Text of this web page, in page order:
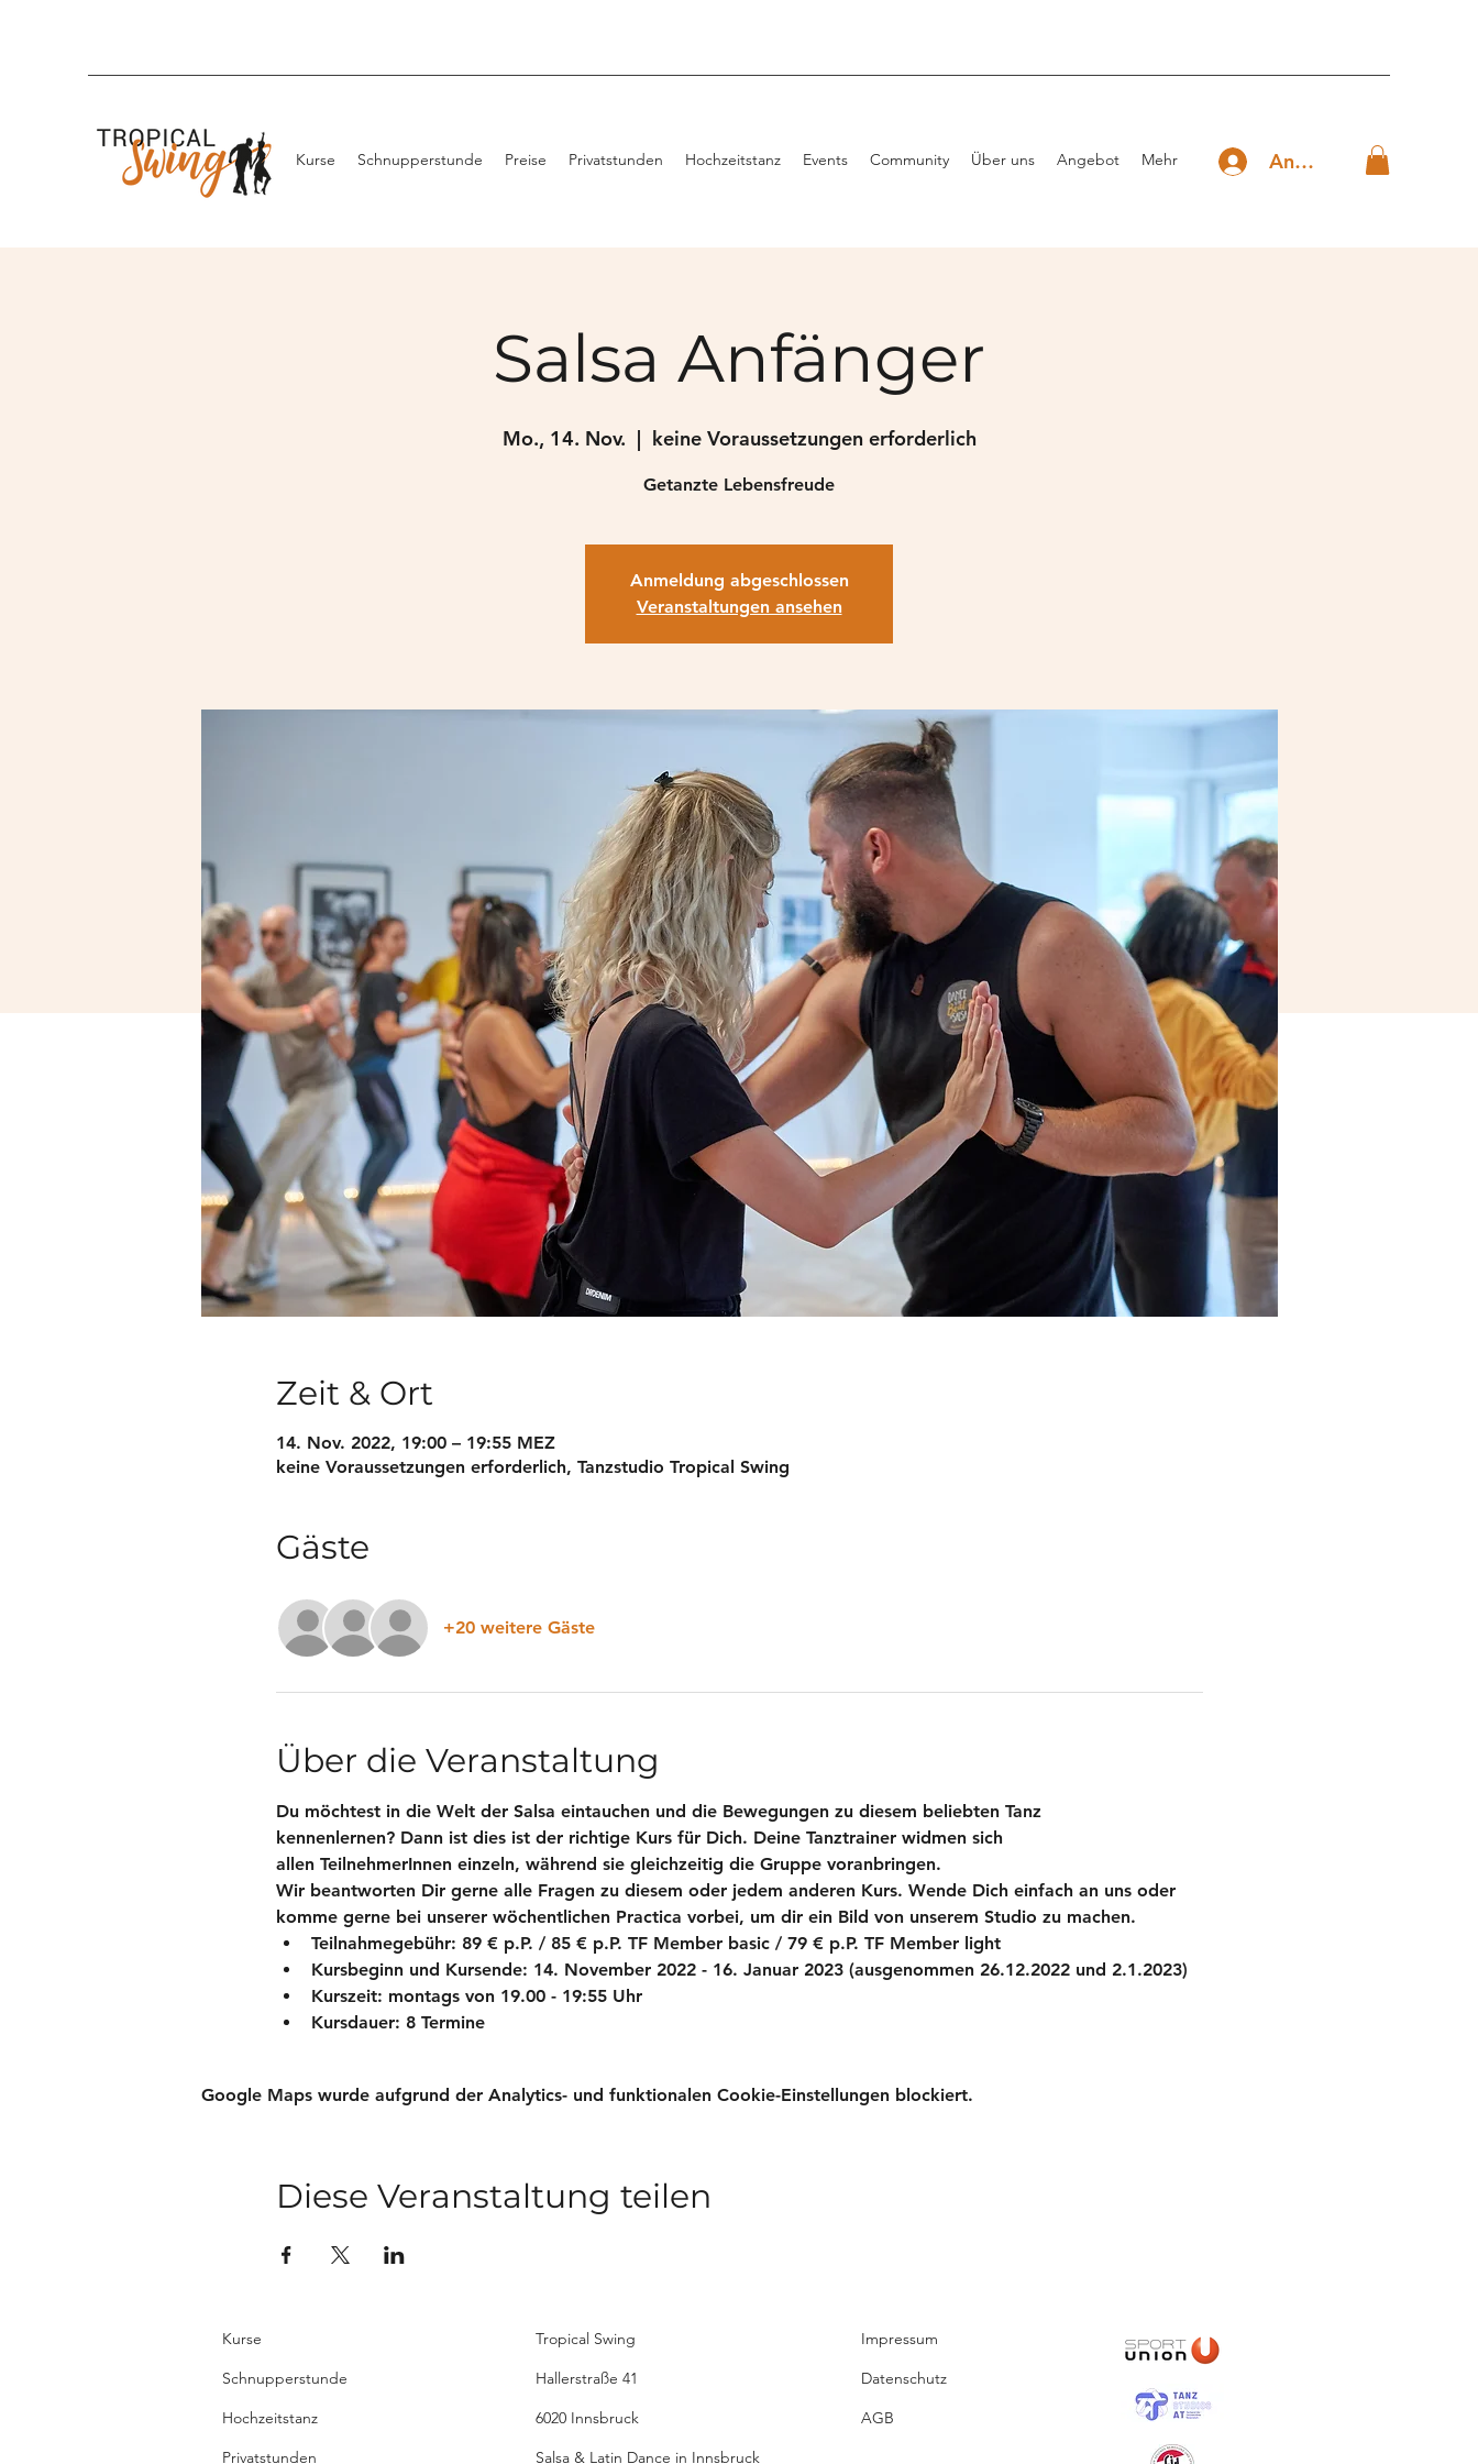
Kurse Schnupperstunde Preise Privatstunden Hochzeitstanz Events Community Über uns Angebot Mehr Anmelden
Salsa Anfänger
Mo., 14. Nov.
  |
keine Voraussetzungen erforderlich
Getanzte Lebensfreude
Anmeldung abgeschlossen
Veranstaltungen ansehen
Zeit & Ort
14. Nov. 2022, 19:00 – 19:55 MEZ
keine Voraussetzungen erforderlich, Tanzstudio Tropical Swing
Gäste
+20 weitere Gäste
Über die Veranstaltung
Du möchtest in die Welt der Salsa eintauchen und die Bewegungen zu diesem beliebten Tanz
kennenlernen? Dann ist dies ist der richtige Kurs für Dich. Deine Tanztrainer widmen sich
allen TeilnehmerInnen einzeln, während sie gleichzeitig die Gruppe voranbringen.
Wir beantworten Dir gerne alle Fragen zu diesem oder jedem anderen Kurs. Wende Dich einfach an uns oder
komme gerne bei unserer wöchentlichen Practica vorbei, um dir ein Bild von unserem Studio zu machen.
Teilnahmegebühr: 89 € p.P. / 85 € p.P. TF Member basic / 79 € p.P. TF Member light
Kursbeginn und Kursende: 14. November 2022 - 16. Januar 2023 (ausgenommen 26.12.2022 und 2.1.2023)
Kurszeit: montags von 19.00 - 19:55 Uhr
Kursdauer: 8 Termine
Google Maps wurde aufgrund der Analytics- und funktionalen Cookie-Einstellungen blockiert.
Diese Veranstaltung teilen
Kurse
Schnupperstunde
Hochzeitstanz
Privatstunden
Tropical Swing
Hallerstraße 41
6020 Innsbruck
Salsa & Latin Dance in Innsbruck
Impressum
Datenschutz
AGB